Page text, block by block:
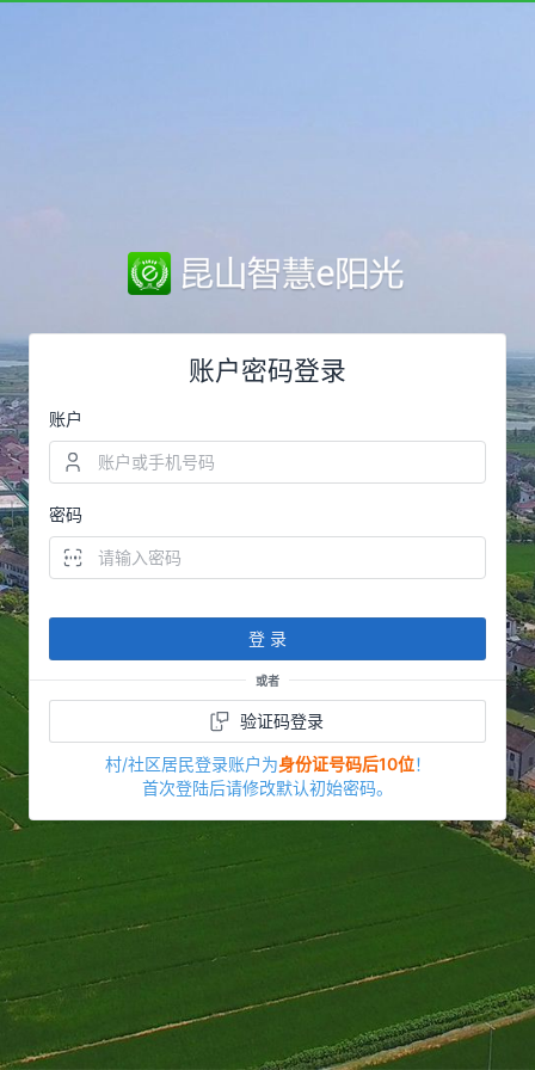
账户密码登录
账户
密码
登 录
或者
验证码登录
村/社区居民登录账户为身份证号码后10位！
首次登陆后请修改默认初始密码。